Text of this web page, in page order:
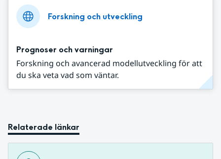
Forskning och utveckling
Prognoser och varningar
Forskning och avancerad modellutveckling för att
du ska veta vad som väntar.
Relaterade länkar